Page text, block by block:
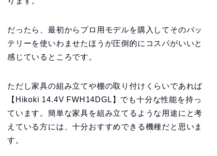
だったら、最初からプロ用モデルを購入してそのバッ
テリーを使いわませたほうが圧倒的にコスパがいいと
感じているところです。
ただし家具の組み立てや棚の取り付けくらいであれば
【Hikoki 14.4V FWH14DGL】でも十分な性能を持っ
ています。簡単な家具を組み立てるような用途にと考
えている方には、十分おすすめできる機種だと思いま
す。